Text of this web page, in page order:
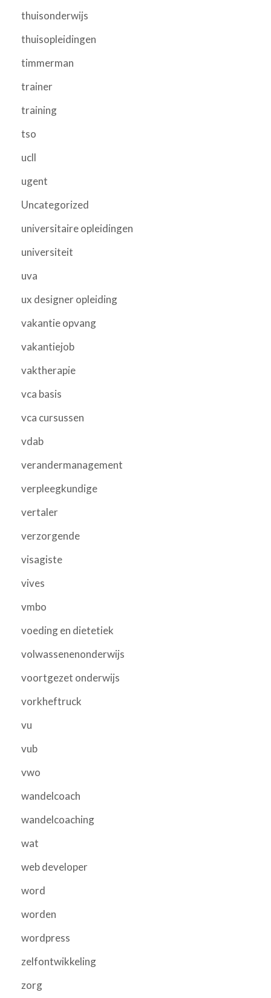
thuisonderwijs
thuisopleidingen
timmerman
trainer
training
tso
ucll
ugent
Uncategorized
universitaire opleidingen
universiteit
uva
ux designer opleiding
vakantie opvang
vakantiejob
vaktherapie
vca basis
vca cursussen
vdab
verandermanagement
verpleegkundige
vertaler
verzorgende
visagiste
vives
vmbo
voeding en dietetiek
volwassenenonderwijs
voortgezet onderwijs
vorkheftruck
vu
vub
vwo
wandelcoach
wandelcoaching
wat
web developer
word
worden
wordpress
zelfontwikkeling
zorg